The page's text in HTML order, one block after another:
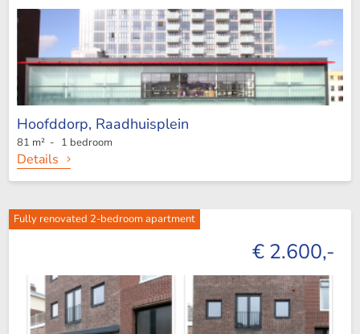
Hoofddorp, Raadhuisplein
81 m² - 1 bedroom
Details
Fully renovated 2-bedroom apartment
€ 2.600,-